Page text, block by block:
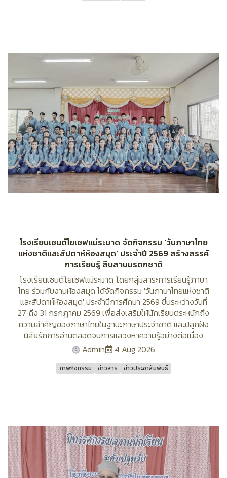
โรงเรียนเซนต์โยเซฟแม่ระมาด จัดกิจกรรม 'วันภาษาไทย
แห่งชาติและสัปดาห์ห้องสมุด' ประจำปี 2569 สร้างสรรค์
การเรียนรู้ สืบสานมรดกชาติ
โรงเรียนเซนต์โยเซฟแม่ระมาด โดยกลุ่มสาระการเรียนรู้ภาษา
ไทย ร่วมกับงานห้องสมุด ได้จัดกิจกรรม 'วันภาษาไทยแห่งชาติ
และสัปดาห์ห้องสมุด' ประจำปีการศึกษา 2569 ขึ้นระหว่างวันที่
27 ถึง 31 กรกฎาคม 2569 เพื่อส่งเสริมให้นักเรียนตระหนักถึง
ความสำคัญของภาษาไทยในฐานะภาษาประจำชาติ และปลูกฝัง
นิสัยรักการอ่านตลอดจนการแสวงหาความรู้อย่างต่อเนื่อง
Admin
4 Aug 2026
ภาพกิจกรรม ข่าวสาร ข่าวประชาสัมพันธ์